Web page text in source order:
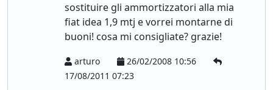
sostituire gli ammortizzatori alla mia
fiat idea 1,9 mtj e vorrei montarne di
buoni! cosa mi consigliate? grazie!
arturo
26/02/2008 10:56
17/08/2011 07:23